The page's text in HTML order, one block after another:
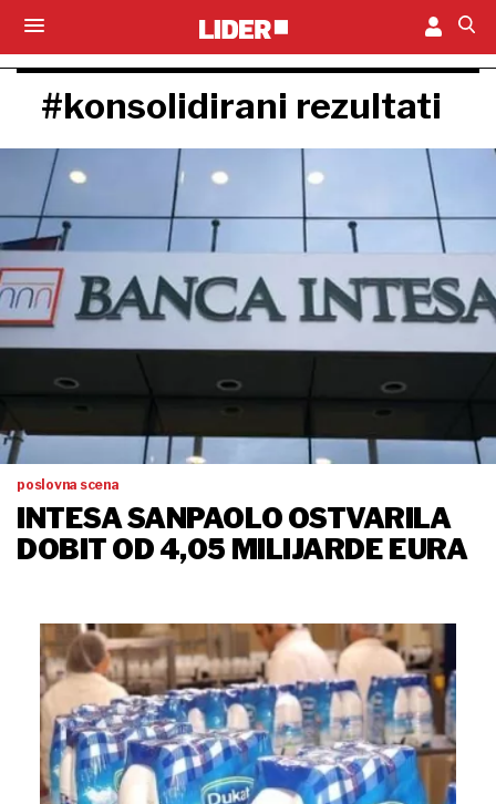
#konsolidirani rezultati
poslovna scena
INTESA SANPAOLO OSTVARILA
DOBIT OD 4,05 MILIJARDE EURA